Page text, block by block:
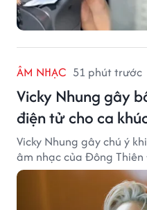
ÂM NHẠC 51 phút trước
Vicky Nhung gây
điện tử cho ca
Vicky Nhung gây chú ý
âm nhạc của Đông